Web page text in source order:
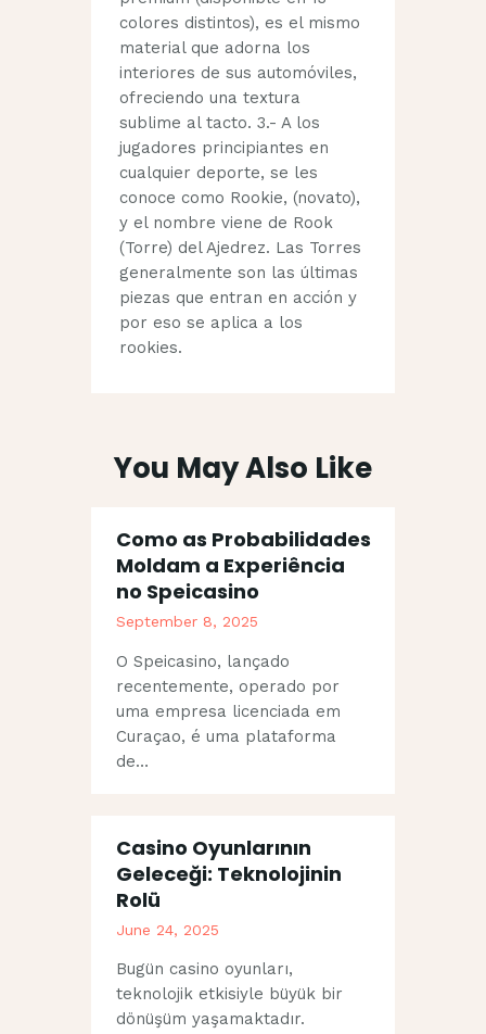
colores distintos), es el mismo
material que adorna los
interiores de sus automóviles,
ofreciendo una textura
sublime al tacto. 3.- A los
jugadores principiantes en
cualquier deporte, se les
conoce como Rookie, (novato),
y el nombre viene de Rook
(Torre) del Ajedrez. Las Torres
generalmente son las últimas
piezas que entran en acción y
por eso se aplica a los
rookies.
You May Also Like
Como as Probabilidades
Moldam a Experiência
no Speicasino
September 8, 2025
O Speicasino, lançado
recentemente, operado por
uma empresa licenciada em
Curaçao, é uma plataforma
de…
Casino Oyunlarının
Geleceği: Teknolojinin
Rolü
June 24, 2025
Bugün casino oyunları,
teknolojik etkisiyle büyük bir
dönüşüm yaşamaktadır.